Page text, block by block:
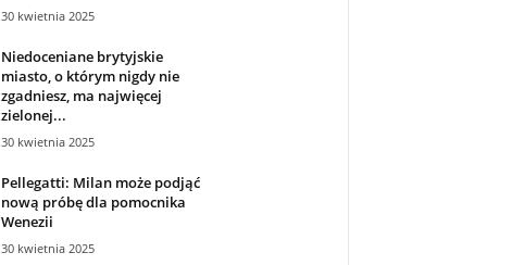
30 kwietnia 2025
Niedoceniane brytyjskie
miasto, o którym nigdy nie
zgadniesz, ma najwięcej
zielonej...
30 kwietnia 2025
Pellegatti: Milan może podjąć
nową próbę dla pomocnika
Wenezii
30 kwietnia 2025